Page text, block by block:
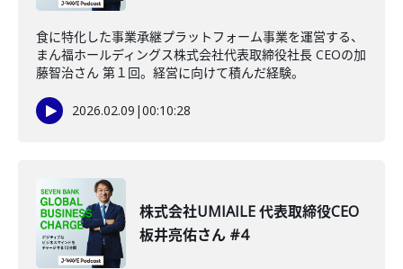
食に特化した事業承継プラットフォーム事業を運営する、
まん福ホールディングス株式会社代表取締役社長 CEOの加
藤智治さん 第１回。経営に向けて積んだ経験。
2026.02.09 |00:10:28
株式会社UMIAILE 代表取締役CEO
板井亮佑さん #4